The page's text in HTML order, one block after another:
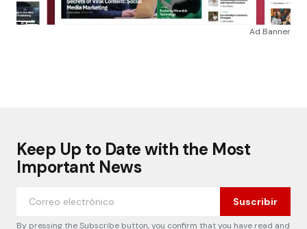
Ad Banner
Keep Up to Date with the Most
Important News
Suscribir
By pressing the Subscribe button, you confirm that you have read and